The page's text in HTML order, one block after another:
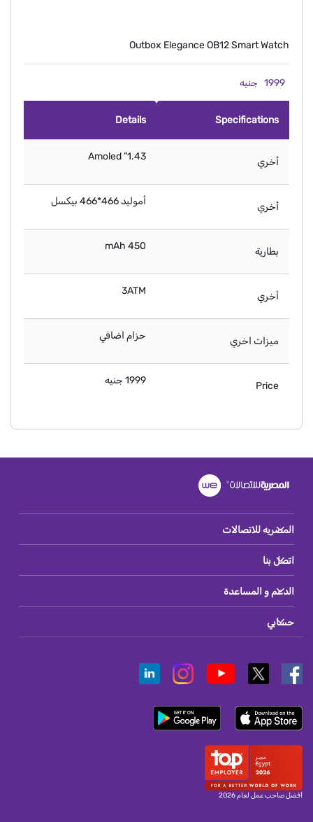
Outbox Elegance OB12 Smart Watch
1999 جنيه
Specifications
Details
أخري 1.43” Amoled
أخري أموليد 466*466 بيكسل
بطارية 450 mAh
أخري 3ATM
ميزات اخري حزام اضافي
Price 1999 جنيه
المصريه للاتصالات
اتصل بنا
الدعم و المساعدة
حسابي
أفضل صاحب عمل لعام 2026